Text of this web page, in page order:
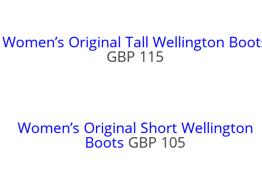
Women’s Original Tall Wellington
GBP 115
Women’s Original Short Wellington
Boots GBP 105